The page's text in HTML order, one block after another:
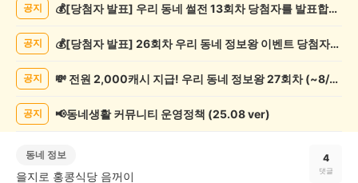
공지 💰[당첨자 발표] 우리 동네 썰전 13회차 당첨자를 발표합니다!
공지 💰[당첨자 발표] 26회차 우리 동네 정보왕 이벤트 당첨자를 발표합니다!
공지 💸 전원 2,000캐시 지급! 우리 동네 정보왕 27회차 (~8/10)
공지 📢동네생활 커뮤니티 운영정책 (25.08 ver)
동네 정보
을지로 홍콩식당 음꺼이
4
댓글